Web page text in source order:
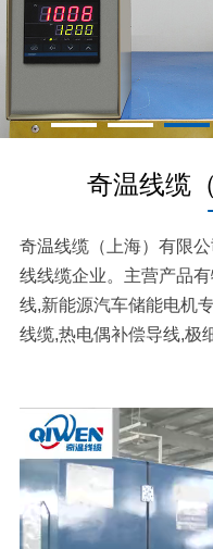
奇温线缆
奇温线缆（上海）有限
线线缆企业。主营产品有
线,新能源汽车储能电机
线缆,热电偶补偿导线,极